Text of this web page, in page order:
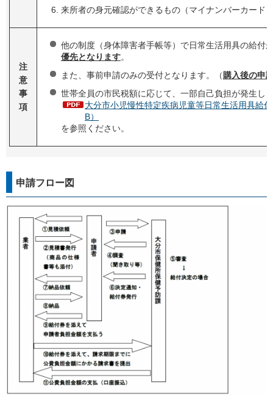
来所者の身元確認ができるもの（マイナンバーカード
注
意
事
項
他の制度（身体障害者手帳等）で日常生活用具の給付
優先となります。
また、事前申請のみの受付となります。（購入後の申
世帯全員の市民税額に応じて、一部自己負担が発生し
大分市小児慢性特定疾病児童等日常生活用具給
B）
を参照ください。
申請フロー図